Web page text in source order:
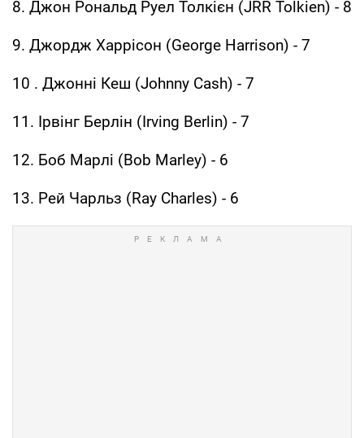
8. Джон Рональд Руел Толкієн (JRR Tolkien) - 8
9. Джордж Харрісон (George Harrison) - 7
10 . Джонні Кеш (Johnny Cash) - 7
11. Ірвінг Берлін (Irving Berlin) - 7
12. Боб Марлі (Bob Marley) - 6
13. Рей Чарльз (Ray Charles) - 6